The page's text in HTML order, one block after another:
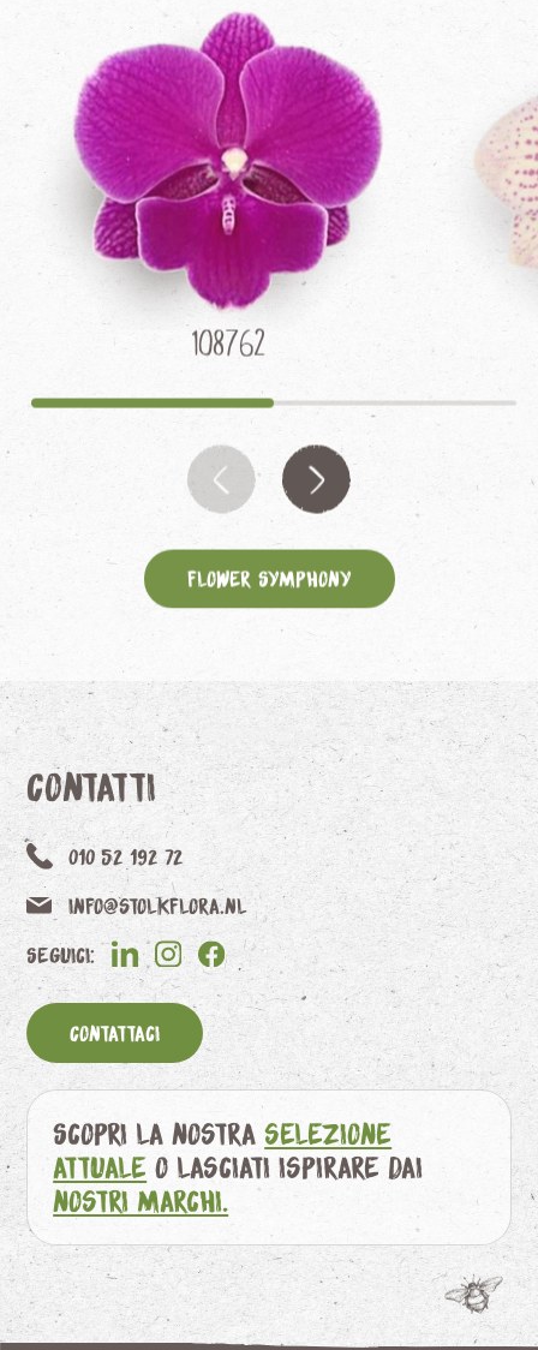
108762
Flower Symphony
Contatti
010 52 192 72
info@stolkflora.nl
Seguici:
Contattaci
Scopri la nostraselezione
attuale o lasciati ispirare dai
nostri marchi.